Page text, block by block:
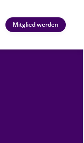
Mitglied werden